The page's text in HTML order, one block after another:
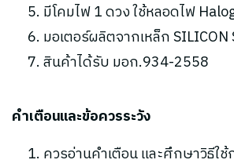
มีโคมไฟ 1 ดวง ใช้หลอดไฟ
มอเตอร์ผลิตจากเหล็ก SILICON
สินค้าได้รับ มอก.934-2558
คำเตือนและข้อควรระวัง
ควรอ่านคำเตือน และศึกษาวิธีใ